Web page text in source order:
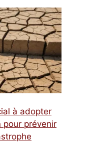
à adopter
pour prévenir